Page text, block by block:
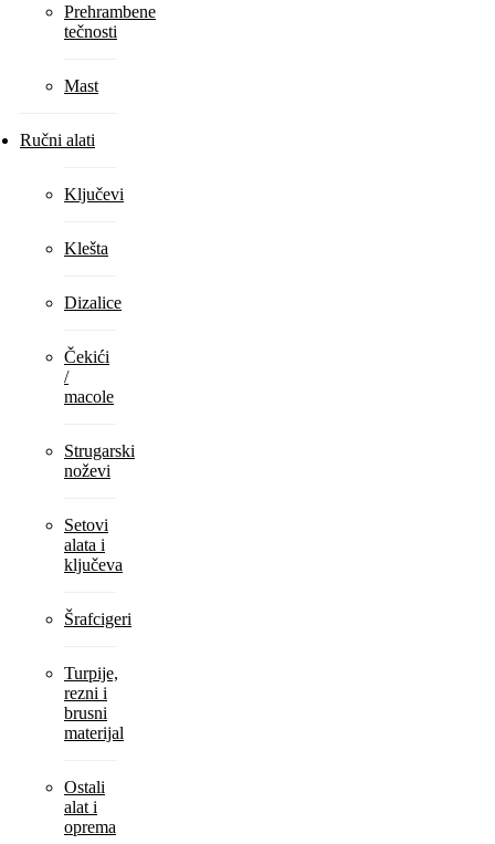
Prehrambene
tečnosti
Mast
Ručni alati
Ključevi
Klešta
Dizalice
Čekići
/
macole
Strugarski
noževi
Setovi
alata i
ključeva
Šrafcigeri
Turpije,
rezni i
brusni
materijal
Ostali
alat i
oprema